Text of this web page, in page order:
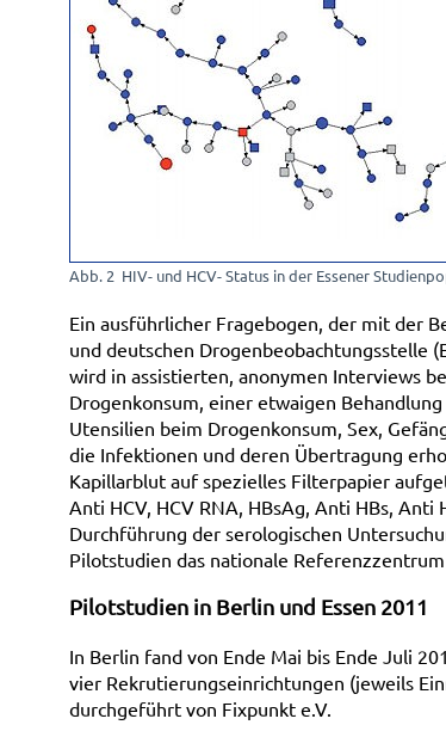
Abb. 2 HIV- und HCV- Status in der Essener
Ein ausführlicher Fragebogen, der mit der
und deutschen Drogenbeobachtungsstelle
wird in assistierten, anonymen Interviews
Drogenkonsum, einer etwaigen
Utensilien beim Drogenkonsum, Sex,
die Infektionen und deren Übertragung
Kapillarblut auf spezielles Filterpapier
Anti HCV, HCV RNA, HBsAg, Anti HBs,
Durchführung der serologischen
Pilotstudien das nationale
Pilotstudien in Berlin und Essen 2011
In Berlin fand von Ende Mai bis Ende Juli
vier Rekrutierungseinrichtungen (jeweils
durchgeführt von Fixpunkt e.V.